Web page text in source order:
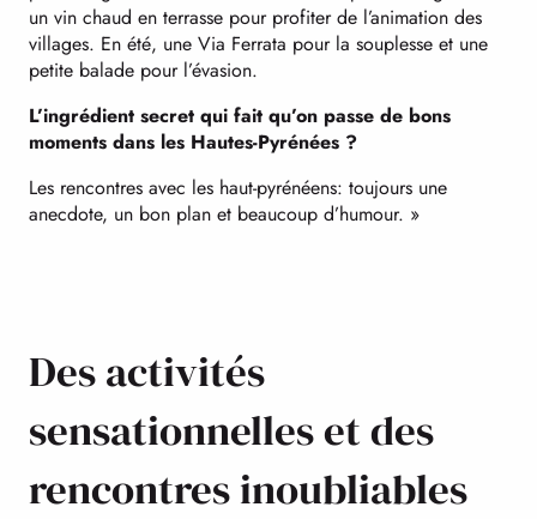
un vin chaud en terrasse pour profiter de l’animation des
villages. En été, une Via Ferrata pour la souplesse et une
petite balade pour l’évasion.
L’ingrédient secret qui fait qu’on passe de bons
moments dans les Hautes-Pyrénées ?
Les rencontres avec les haut-pyrénéens: toujours une
anecdote, un bon plan et beaucoup d’humour. »
Des activités
sensationnelles et des
rencontres inoubliables